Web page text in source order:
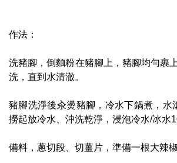
作法：
洗豬腳，倒麵粉在豬腳上，豬腳均勻裹
洗，直到水清澈。
豬腳洗淨後汆燙豬腳，冷水下鍋煮，水
撈起放冷水、沖洗乾淨，浸泡冷水/冰水
備料，蔥切段、切薑片，準備一根大辣椒